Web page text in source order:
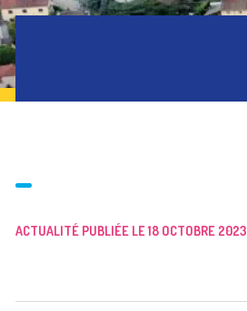
ACTUALITÉ PUBLIÉE LE 18 OCTOBRE 2023